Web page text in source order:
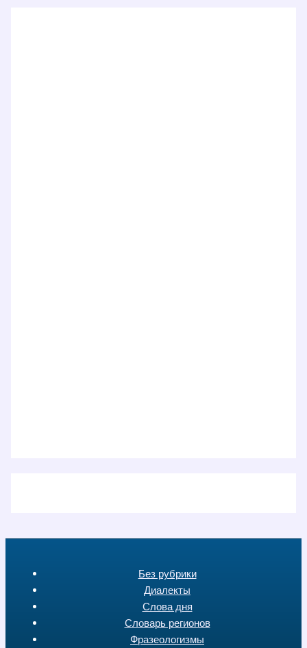
Без рубрики
Диалекты
Слова дня
Словарь регионов
Фразеологизмы